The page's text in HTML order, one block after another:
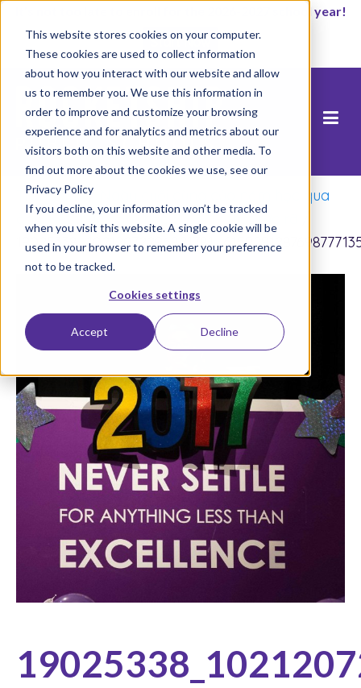
This website stores cookies on your computer.
These cookies are used to collect information
about how you interact with our website and allow
us to remember you. We use this information in
order to improve and customize your browsing
experience and for analytics and metrics about our
visitors both on this website and other media. To
find out more about the cookies we use, see our
Privacy Policy
If you decline, your information won’t be tracked
when you visit this website. A single cookie will be
used in your browser to remember your preference
not to be tracked.
Cookies settings
Accept Decline
It’s not too late to enroll for the 2026-2027 school year!
Start Now
Trang chủ/
Ngày cuối cùng của năm học qua
ảnh: Kết thúc năm học 2016/17 thật rực rỡ